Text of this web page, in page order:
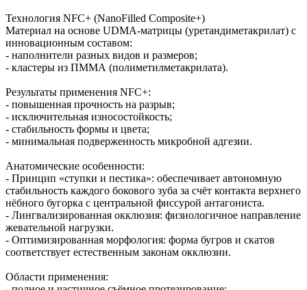
Технология NFC+ (NanoFilled Composite+)
Материал на основе UDMA‑матрицы (уретандиметакрилат) с
инновационным составом:
- наполнители разных видов и размеров;
- кластеры из ПММА (полиметилметакрилата).
Результаты применения NFC+:
- повышенная прочность на разрыв;
- исключительная износостойкость;
- стабильность формы и цвета;
- минимальная подверженность микробной адгезии.
Анатомические особенности:
- Принцип «ступки и пестика»: обеспечивает автономную
стабильность каждого бокового зуба за счёт контакта верхнего
нёбного бугорка с центральной фиссурой антагониста.
- Лингвализированная окклюзия: физиологичное направление
жевательной нагрузки.
- Оптимизированная морфология: форма бугров и скатов
соответствует естественным законам окклюзии.
Области применения: